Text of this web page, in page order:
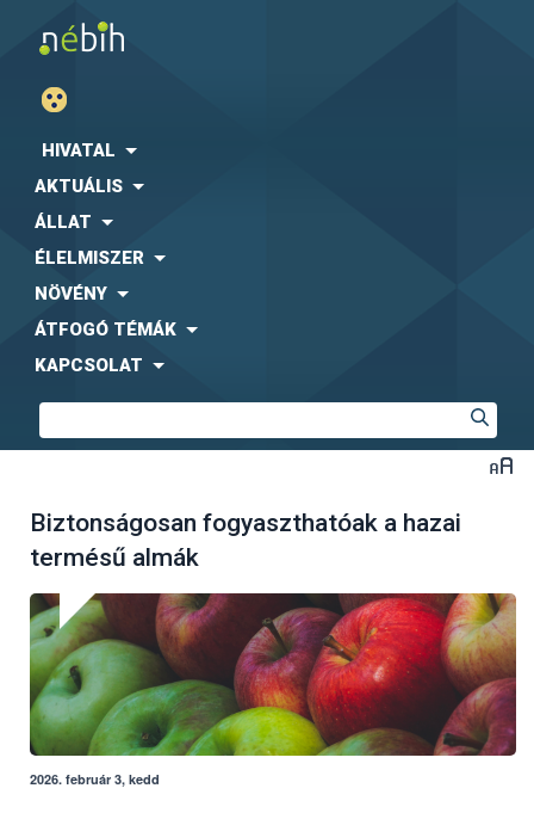
HIVATAL
AKTUÁLIS
ÁLLAT
ÉLELMISZER
NÖVÉNY
ÁTFOGÓ TÉMÁK
KAPCSOLAT
Biztonságosan fogyaszthatóak a hazai
termésű almák
2026. február 3, kedd